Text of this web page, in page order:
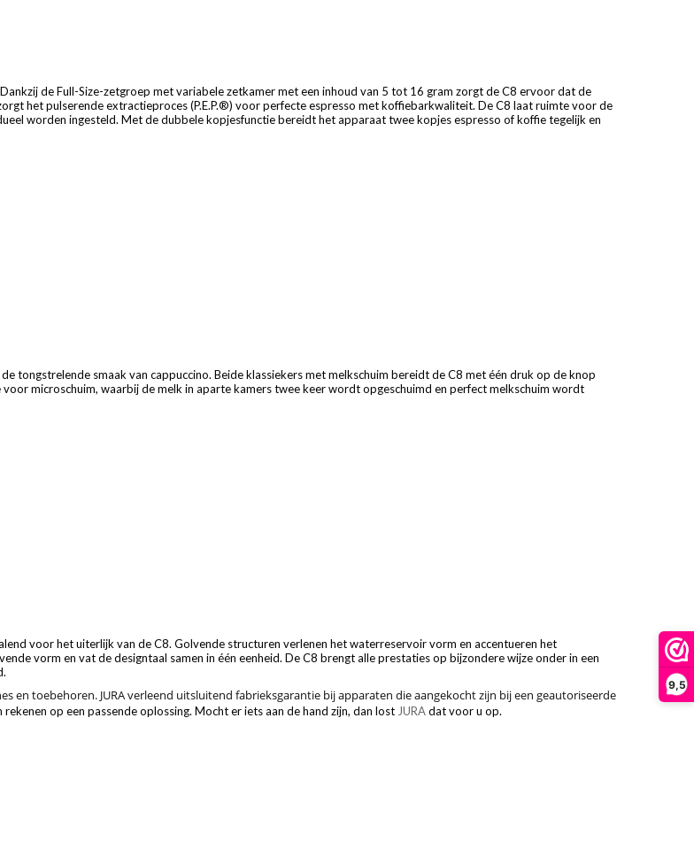
9,5
de Full-Size-zetgroep met variabele zetkamer met een inhoud van 5 tot 16 gram zorgt de C8 ervoor dat de
het pulserende extractieproces (P.E.P.®) voor perfecte espresso met koffiebarkwaliteit. De C8 laat ruimte voor de
worden ingesteld. Met de dubbele kopjesfunctie bereidt het apparaat twee kopjes espresso of koffie tegelijk en
tongstrelende smaak van cappuccino. Beide klassiekers met melkschuim bereidt de C8 met één druk op de knop
microschuim, waarbij de melk in aparte kamers twee keer wordt opgeschuimd en perfect melkschuim wordt
voor het uiterlijk van de C8. Golvende structuren verlenen het waterreservoir vorm en accentueren het
vorm en vat de designtaal samen in één eenheid. De C8 brengt alle prestaties op bijzondere wijze onder in een
en toebehoren. JURA verleend uitsluitend fabrieksgarantie bij apparaten die aangekocht zijn bij een geautoriseerde
op een passende oplossing. Mocht er iets aan de hand zijn, dan lost JURAdat voor u op.